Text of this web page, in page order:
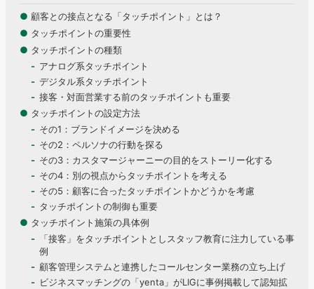
● 顧客との接点となる「タッチポイント」とは？
● タッチポイントの重要性
● タッチポイントの種類
アナログ系タッチポイント
デジタル系タッチポイント
接客・対面営業する前のタッチポイントも重要
● タッチポイントの設定方法
その1：ブランドイメージを決める
その2：ペルソナの行動を探る
その3：カスタマージャーニーの目的をストーリー化する
その4：別の視点からタッチポイントを考える
その5：顧客に合ったタッチポイントかどうかを考慮
タッチポイントの制御も重要
● タッチポイント施策の具体例
「接客」をタッチポイントとしスタッフ教育に注力している事
例
顧客管理システムと連携したコールセンター業務の立ち上げ
ビジネスマッチングの「yenta」がLIGに事例掲載して認知拡